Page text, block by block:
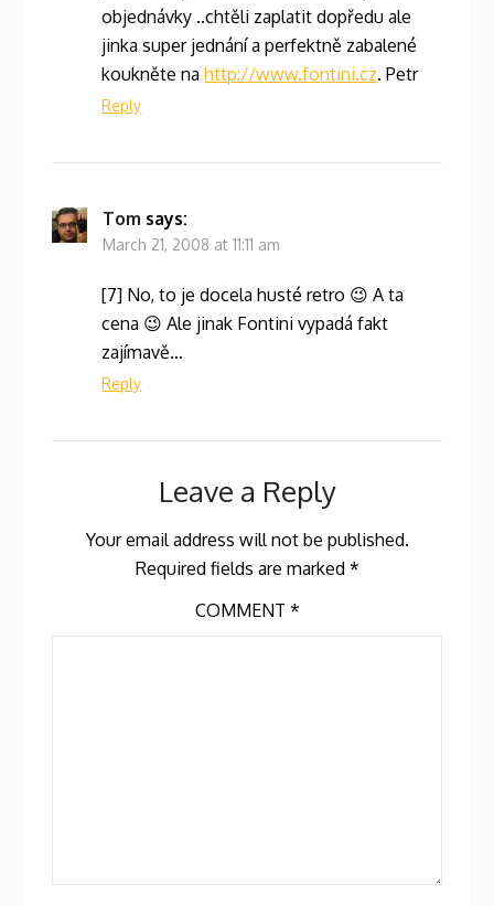
objednávky ..chtěli zaplatit dopředu ale
jinka super jednání a perfektně zabalené
koukněte nahttp://www.fontini.cz. Petr
Reply
Tom says:
March 21, 2008 at 11:11 am
[7] No, to je docela husté retro 😉 A ta
cena 😉 Ale jinak Fontini vypadá fakt
zajímavě…
Reply
Leave a Reply
Your email address will not be published.
Required fields are marked *
COMMENT *